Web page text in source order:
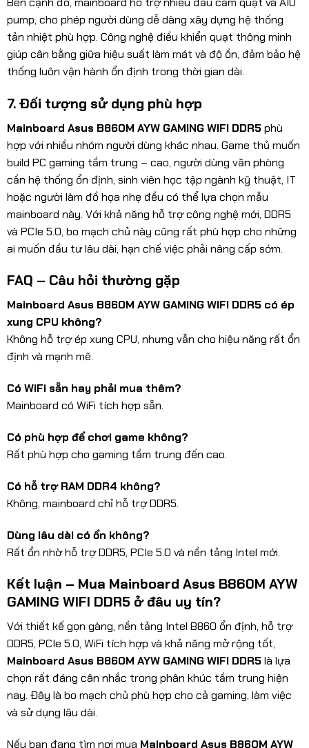
pump, cho phép người dùng dễ dàng xây dựng hệ thống
tản nhiệt phù hợp. Công nghệ điều khiển quạt thông minh
giúp cân bằng giữa hiệu suất làm mát và độ ồn, đảm bảo hệ
thống luôn vận hành ổn định trong thời gian dài.
7. Đối tượng sử dụng phù hợp
Mainboard Asus B860M AYW GAMING WIFI DDR5phù
hợp với nhiều nhóm người dùng khác nhau. Game thủ muốn
build PC gaming tầm trung – cao, người dùng văn phòng
cần hệ thống ổn định, sinh viên học tập ngành kỹ thuật, IT
hoặc người làm đồ họa nhẹ đều có thể lựa chọn mẫu
mainboard này. Với khả năng hỗ trợ công nghệ mới, DDR5
và PCIe 5.0, bo mạch chủ này cũng rất phù hợp cho những
ai muốn đầu tư lâu dài, hạn chế việc phải nâng cấp sớm.
FAQ – Câu hỏi thường gặp
Mainboard Asus B860M AYW GAMING WIFI DDR5 có ép
xung CPU không?
Không hỗ trợ ép xung CPU, nhưng vẫn cho hiệu năng rất ổn
định và mạnh mẽ.
Có WiFi sẵn hay phải mua thêm?
Mainboard có WiFi tích hợp sẵn.
Có phù hợp để chơi game không?
Rất phù hợp cho gaming tầm trung đến cao.
Có hỗ trợ RAM DDR4 không?
Không, mainboard chỉ hỗ trợ DDR5.
Dùng lâu dài có ổn không?
Rất ổn nhờ hỗ trợ DDR5, PCIe 5.0 và nền tảng Intel mới.
Kết luận – Mua Mainboard Asus B860M AYW
GAMING WIFI DDR5 ở đâu uy tín?
Với thiết kế gọn gàng, nền tảng Intel B860 ổn định, hỗ trợ
DDR5, PCIe 5.0, WiFi tích hợp và khả năng mở rộng tốt,
Mainboard Asus B860M AYW GAMING WIFI DDR5là lựa
chọn rất đáng cân nhắc trong phân khúc tầm trung hiện
nay. Đây là bo mạch chủ phù hợp cho cả gaming, làm việc
và sử dụng lâu dài.
Nếu bạn đang tìm nơi mua Mainboard Asus B860M AYW